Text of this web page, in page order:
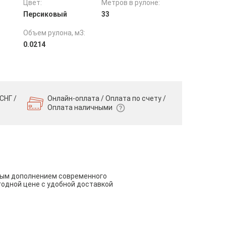
Цвет:
Персиковый
Метров в рулоне:
33
Объем рулона, м3:
0.0214
/
Онлайн-оплата / Оплата по счету /
Оплата наличными
дополнением современного
цене с удобной доставкой